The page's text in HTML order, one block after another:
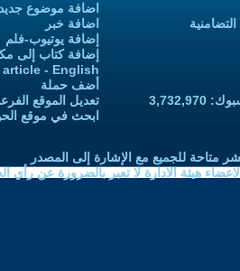
اضافة موضوع جديد
اضافة خبر
إضافة يوتيوب-فلم
إضافة كتاب إلى
article - English
أضف حملة
تعديل الموقع
ابحث في موقع
متاحة للجميع مع الإشارة إلى المصدر
هيئة الادارة لا تعبر بالضرورة عن رأي